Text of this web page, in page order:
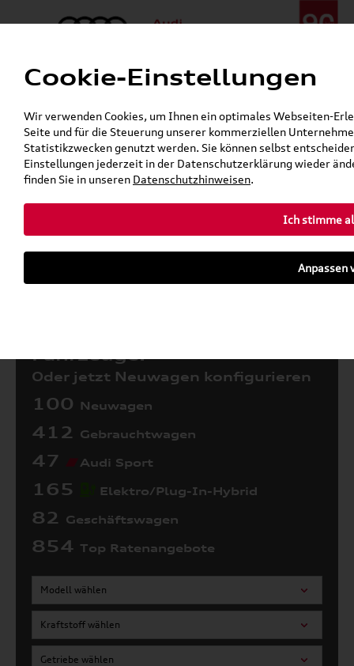
Menü
24h-Pannenhilfe:+49 (0)171 / 870 72 87
Gerade geöffnet
Verkauf:Mo. - Fr. 08:00 - 19:00 Uhr Sa. 09:00 - 13:00 Uhr
Service:Mo. - Fr. 06:00 - 20:00 Uhr Sa. 08:00 - 13:00 Uhr
Zurück zur Startseite
Fahrzeuge:
Oder jetzt Neuwagen konfigurieren
100 Neuwagen
412 Gebrauchtwagen
47 Audi Sport
165 Elektro/Plug-In-Hybrid
82 Geschäftswagen
854 Top Ratenangebote
Modell wählen
Kraftstoff wählen
Getriebe wählen
Cookie-Einstellungen
Wir verwenden Cookies, um Ihnen ein optimales Webseiten-
Seite und für die Steuerung unserer kommerziellen
Statistikzwecken genutzt werden. Sie können selbst
Einstellungen jederzeit in der Datenschutzerklärung wieder
finden Sie in unseren Datenschutzhinweisen.
Ich stimme
Anpassen